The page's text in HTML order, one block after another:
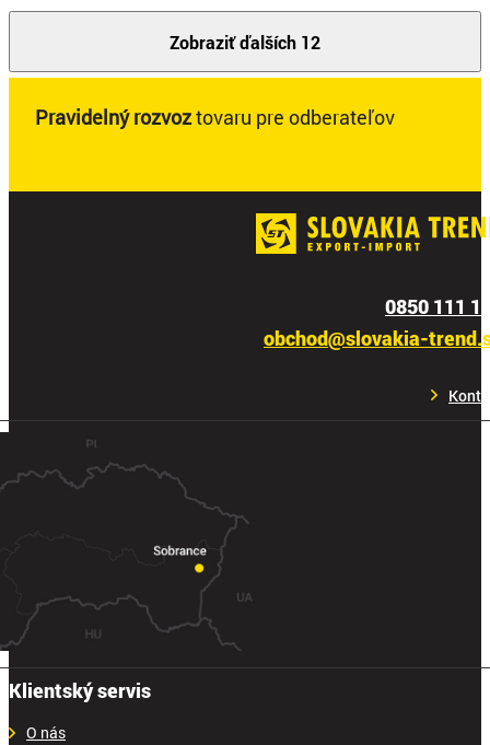
Zobraziť ďalších 12
Pravidelný rozvoztovaru pre odberateľov
Klientský servis
O nás
0850 111
obchod@slovakia-